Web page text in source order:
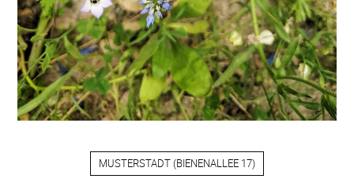
MUSTERSTADT (BIENENALLEE 17)